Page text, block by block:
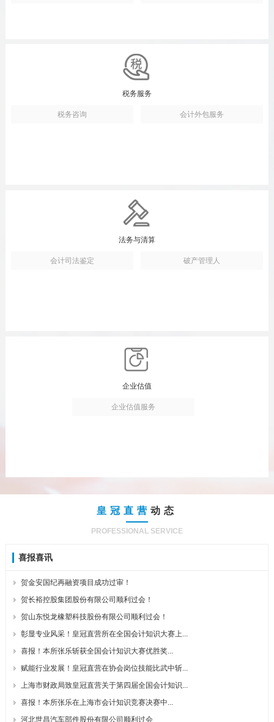
税务服务
税务咨询 会计外包服务
法务与清算
会计司法鉴定 破产管理人
企业估值
企业估值服务
皇冠直营 动态
PROFESSIONAL SERVICE
喜报喜讯
贺金安国纪再融资项目成功过审！
贺长裕控股集团股份有限公司顺利过会！
贺山东悦龙橡塑科技股份有限公司顺利过会！
彰显专业风采！皇冠直营所在全国会计知识大赛上...
喜报！本所张乐斩获全国会计知识大赛优胜奖...
赋能行业发展！皇冠直营在协会岗位技能比武中斩...
上海市财政局致皇冠直营关于第四届全国会计知识...
喜报！本所张乐在上海市会计知识竞赛决赛中...
河北世昌汽车部件股份有限公司顺利过会